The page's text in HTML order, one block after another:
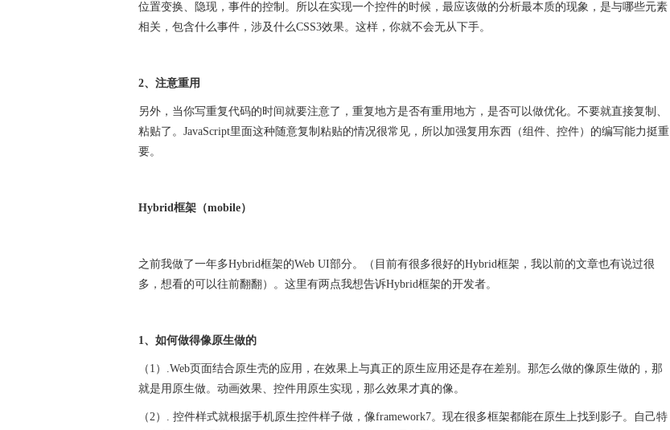
位置变换、隐现，事件的控制。所以在实现一个控件的时候，最应该做的分析最本质的现象，是与哪些元素
相关，包含什么事件，涉及什么CSS3效果。这样，你就不会无从下手。
2、注意重用
另外，当你写重复代码的时间就要注意了，重复地方是否有重用地方，是否可以做优化。不要就直接复制、
粘贴了。JavaScript里面这种随意复制粘贴的情况很常见，所以加强复用东西（组件、控件）的编写能力挺重
要。
Hybrid框架（mobile）
之前我做了一年多Hybrid框架的Web UI部分。（目前有很多很好的Hybrid框架，我以前的文章也有说过很
多，想看的可以往前翻翻）。这里有两点我想告诉Hybrid框架的开发者。
1、如何做得像原生做的
（1）.Web页面结合原生壳的应用，在效果上与真正的原生应用还是存在差别。那怎么做的像原生做的，那
就是用原生做。动画效果、控件用原生实现，那么效果才真的像。
（2）. 控件样式就根据手机原生控件样子做，像framework7。现在很多框架都能在原生上找到影子。自己特